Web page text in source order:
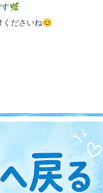
す🌿
くださいね😊